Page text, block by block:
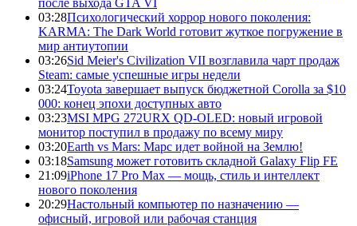
03:28Психологический хоррор нового поколения:
KARMA: The Dark World готовит жуткое погружение в
мир антиутопии
03:26Sid Meier's Civilization VII возглавила чарт продаж
Steam: самые успешные игры недели
03:24Toyota завершает выпуск бюджетной Corolla за $10
000: конец эпохи доступных авто
03:23MSI MPG 272URX QD-OLED: новый игровой
монитор поступил в продажу по всему миру
03:20Earth vs Mars: Марс идет войной на Землю!
03:18Samsung может готовить складной Galaxy Flip FE
21:09iPhone 17 Pro Max — мощь, стиль и интеллект
нового поколения
20:29Настольный компьютер по назначению —
офисный, игровой или рабочая станция